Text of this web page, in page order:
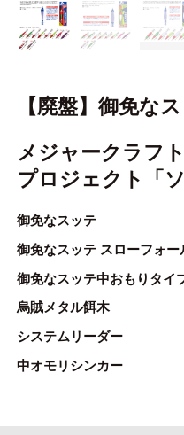
OVERSEAS
CUSTOMER
CATALOGUE
MAJOR CRAFT
【廃盤】御免な
メジャークラフ
プロジェクト「
御免なスッテ
御免なスッテ スローフォー
御免なスッテ中おもりタイ
烏賊メタル餌木
システムリーダー
中オモリシンカー